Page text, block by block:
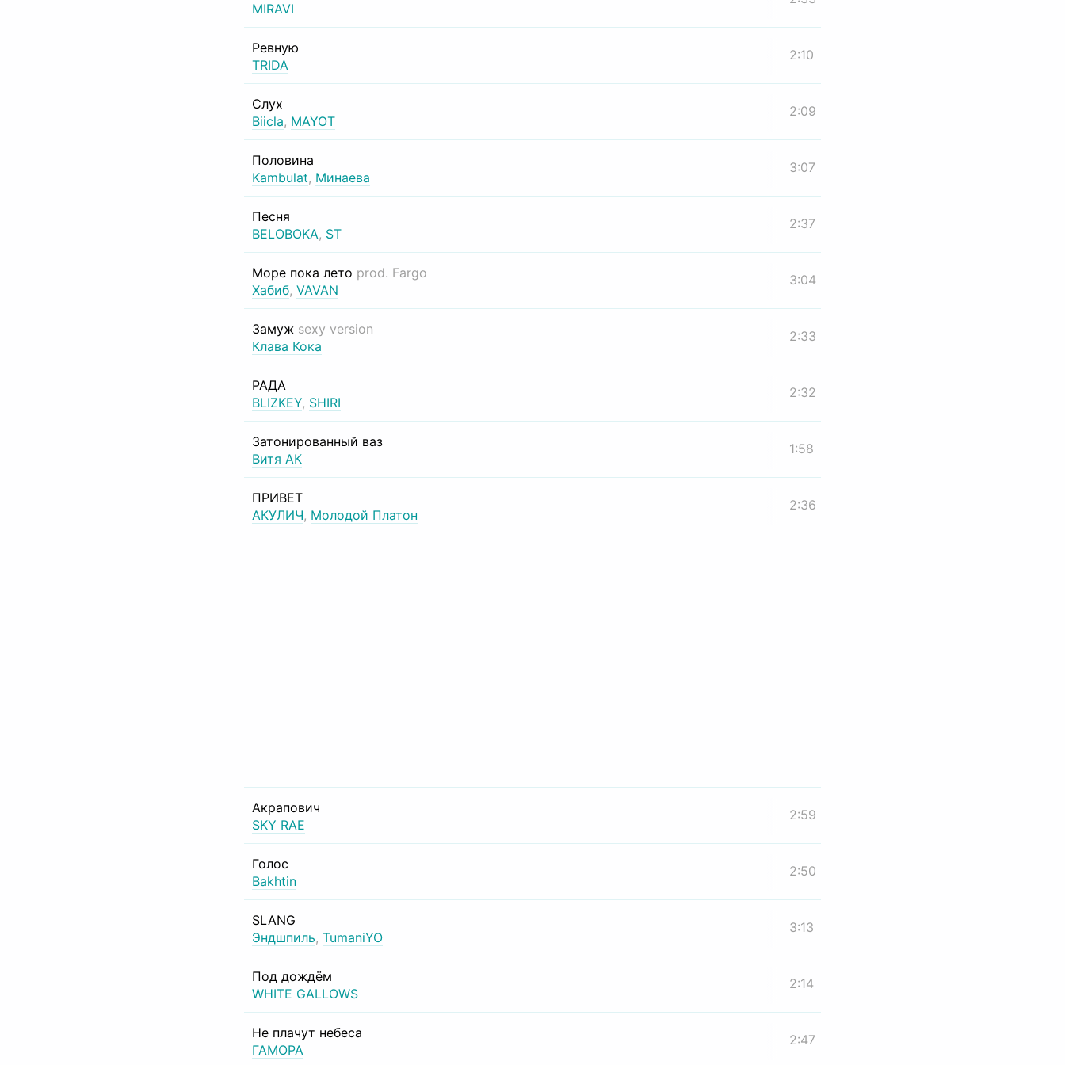
MIRAVI
Ревную
TRIDA
2:10
Слух
Biicla, MAYOT
2:09
Половина
Kambulat, Минаева
3:07
Песня
BELOBOKA, ST
2:37
Море пока лето prod. Fargo
Хабиб, VAVAN
3:04
Замуж sexy version
Клава Кока
2:33
РАДА
BLIZKEY, SHIRI
2:32
Затонированный ваз
Витя АК
1:58
ПРИВЕТ
АКУЛИЧ, Молодой Платон
2:36
Акрапович
SKY RAE
2:59
Голос
Bakhtin
2:50
SLANG
Эндшпиль, TumaniYO
3:13
Под дождём
WHITE GALLOWS
2:14
Не плачут небеса
ГАМОРА
2:47